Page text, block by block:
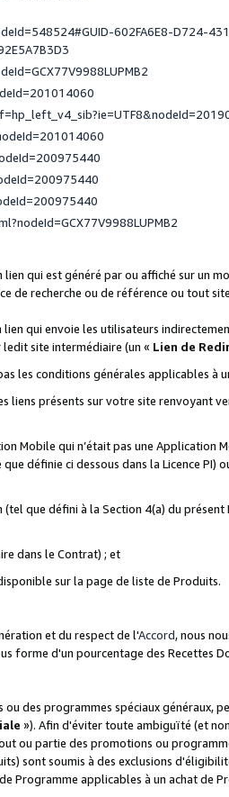
602FA6E8-D724-
qui est généré par ou affiché sur un
de recherche ou de référence ou tout
qui envoie les utilisateurs
site intermédiaire (un « Lien de
les conditions générales applicables à
liens présents sur votre site renvoyant
Mobile qui n’était pas une
définie ci dessous dans la Licence
que défini à la Section 4(a) du
dans le Contrat) ; et
sur la page de liste de Produits.
et du respect de l'Accord, nous
forme d'un pourcentage des Recettes
des programmes spéciaux généraux,
»). Afin d'éviter toute ambiguïté (et
ou partie des promotions ou
sont soumis à des exclusions
Programme applicables à un achat de